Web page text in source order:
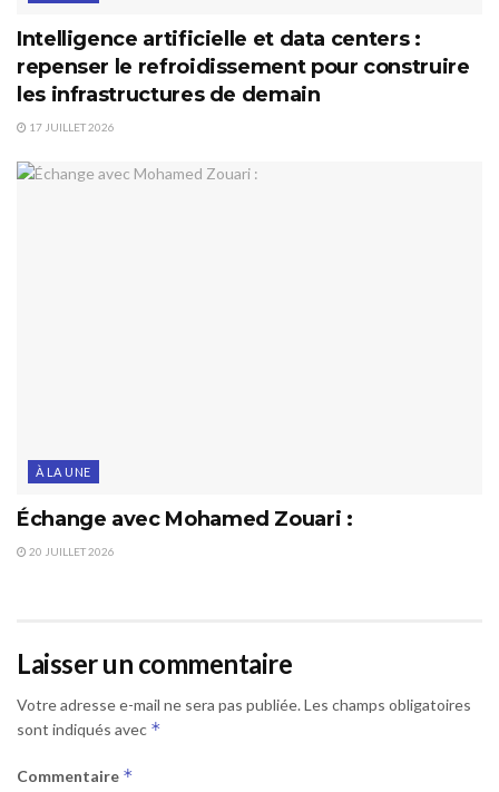
Intelligence artificielle et data centers :
repenser le refroidissement pour construire
les infrastructures de demain
17 JUILLET 2026
À LA UNE
Échange avec Mohamed Zouari :
20 JUILLET 2026
Laisser un commentaire
Votre adresse e-mail ne sera pas publiée. Les champs obligatoires
sont indiqués avec *
Commentaire *